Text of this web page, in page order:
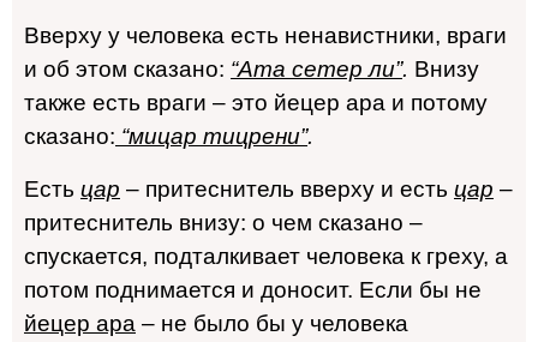
Вверху у человека есть ненавистники, враги
и об этом сказано: “Ата сетер ли”. Внизу
также есть враги – это йецер ара и потому
сказано: “мицар тицрени”.
Есть цар – притеснитель вверху и есть цар –
притеснитель внизу: о чем сказано –
спускается, подталкивает человека к греху, а
потом поднимается и доносит. Если бы не
йецер ара – не было бы у человека